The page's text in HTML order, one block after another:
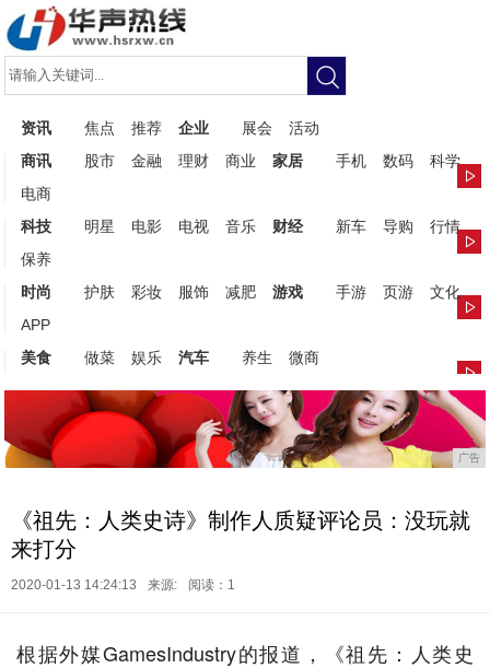
资讯 焦点 推荐 企业 展会
活动
商讯
股市 金融 理财 商业 家居 手机 数码
科学
电商
科技
明星 电影 电视 音乐 财经 新车 导购
行情
保养
时尚
护肤 彩妆 服饰 减肥 游戏 手游 页游
文化
APP
美食
做菜 娱乐 汽车 养生 微商
广告
《祖先：人类史诗》制作人质疑评论员：没玩就
来打分
2020-01-13 14:24:13 来源: 阅读：1
根据外媒GamesIndustry的报道，《祖先：人类史